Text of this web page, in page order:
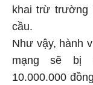
khai trừ trường
cầu.
Như vậy, hành
mạng sẽ bị
10.000.000